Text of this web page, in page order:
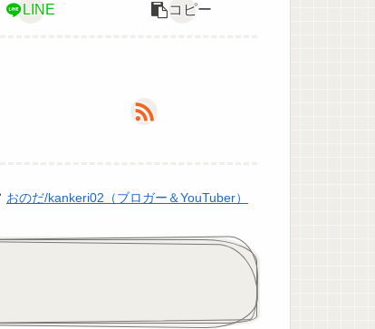
LINE コピー
おのだ/kankeri02（ブロガー＆YouTuber）